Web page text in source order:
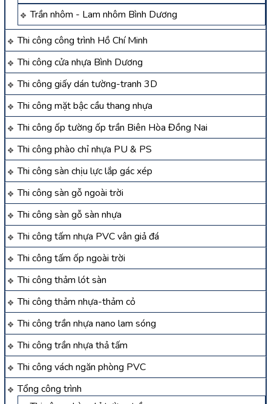
Trần nhôm - Lam nhôm Bình Dương
Thi công công trình Hồ Chí Minh
Thi công cửa nhựa Bình Dương
Thi công giấy dán tường-tranh 3D
Thi công mặt bậc cầu thang nhựa
Thi công ốp tường ốp trần Biên Hòa Đồng Nai
Thi công phào chỉ nhựa PU & PS
Thi công sàn chịu lực lắp gác xép
Thi công sàn gỗ ngoài trời
Thi công sàn gỗ sàn nhựa
Thi công tấm nhựa PVC vân giả đá
Thi công tấm ốp ngoài trời
Thi công thảm lót sàn
Thi công thảm nhựa-thảm cỏ
Thi công trần nhựa nano lam sóng
Thi công trần nhựa thả tấm
Thi công vách ngăn phòng PVC
Tổng công trình